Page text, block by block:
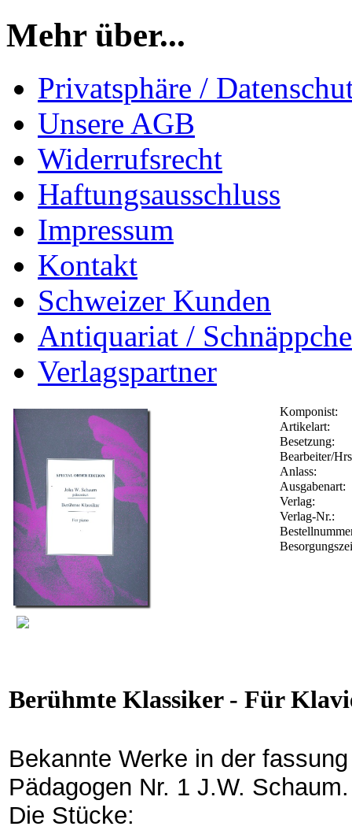
Mehr über...
Privatsphäre /
Unsere AGB
Widerrufsrecht
Haftungsausschluss
Impressum
Kontakt
Schweizer Kunden
Antiquariat /
Verlagspartner
Komponist:
Artikelart:
Besetzung:
Bearbeiter/
Anlass:
Ausgabenart:
Verlag:
Verlag-Nr.:
Berühmte Klassiker - Für
Bekannte Werke in der
Pädagogen Nr. 1 J.W. Schaum.
Die Stücke: